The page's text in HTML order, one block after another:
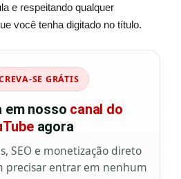
e respeitando qualquer
você tenha digitado no título.
SE GRÁTIS
em nosso canal do
agora
SEO e monetização direto
precisar entrar em nenhum